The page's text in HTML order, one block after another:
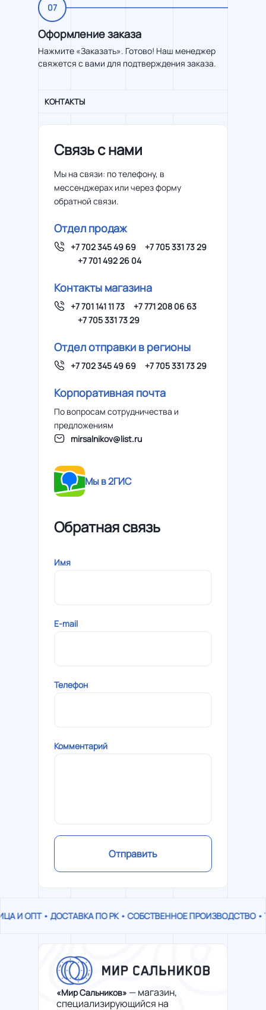
07
Оформление заказа
Нажмите «Заказать». Готово! Наш менеджер
свяжется с вами для подтверждения заказа.
КОНТАКТЫ
Связь с нами
Мы на связи: по телефону, в
мессенджерах или через форму
обратной связи.
Отдел продаж
+7 702 345 49 69
+7 705 331 73 29
+7 701 492 26 04
Контакты магазина
+7 701 141 11 73
+7 771 208 06 63
+7 705 331 73 29
Отдел отправки в регионы
+7 702 345 49 69 +7 705 331 73 29
Корпоративная почта
По вопросам сотрудничества и
предложениям
mirsalnikov@list.ru
Мы в 2ГИС
Обратная связь
Имя
E-mail
Телефон
Комментарий
Отправить
И ОПТ • ДОСТАВКА ПО РК • СОБСТВЕННОЕ ПРОИЗВОДСТВО •
«Мир Сальников» — магазин,
специализирующийся на